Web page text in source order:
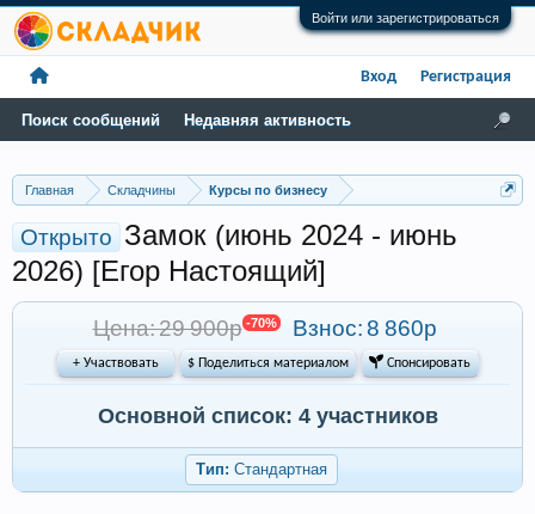
Войти или зарегистрироваться
Главная Складчины Курсы по бизнесу
Открыто Замок (июнь 2024 - июнь
2026) [Егор Настоящий]
Цена: 29 900р -70% Взнос:8 860р
+ Участвовать $ Поделиться материалом  Спонсировать
Основной список: 4 участников
Тип: Стандартная
Поиск сообщений Недавняя активность
Вход Регистрация